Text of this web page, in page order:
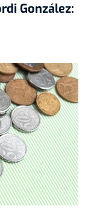
González: